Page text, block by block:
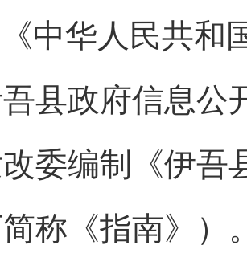
中华人民共和
县政府信息公
委编制《伊吾
简称《指南》